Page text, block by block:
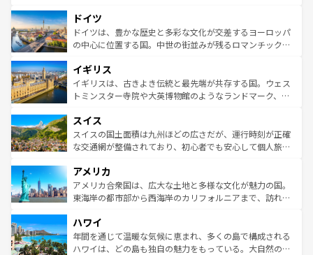
せる。地方によって風土や気候が異なるスペインはその個
性で訪れる人を魅了する。 なお、新着のスペイン情報は コ
ンテンツ一覧を参照してほしい。
で、幅広い魅力が詰まっている。華麗な宮殿、歴史的な大
聖堂、美しいビーチ、そして豊かな自然が、訪れる者を心
から魅了する。また、フランスは美食の国としても知ら
いる。シャンパンの発祥地であるランス、プロヴァンスの
香り高いラベンダー畑など、多彩な楽しみ方が可能だ。さ
らに、パリ以外の地域にも魅力が溢れており、どの街角に
れる地方に足を運ぶとそれぞれで全く異なる文化を体験で
きるだろう。 なお、新着のフランス情報はコンテンツ一覧
を参照してほしい。
ドイツ
ドイツは、豊かな歴史と多彩な文化が交差するヨーロッパ
の中心に位置する国。中世の街並みが残るロマンチック街
顔を持つこの国は、どこを歩いても飽きることがない。ベ
ルリンの文化的活気、バイエルン州のアルプスの絶景、そ
してライン川沿いのワイン畑といった風景は必見。ビール
は、お酒好きな人にはぜひ体験してほしい。 なお、新着の
ドイツ情報はコンテンツ一覧を参照してほしい。
イギリス
イギリスは、古きよき伝統と最先端が共存する国。ウェス
トミンスター寺院や大英博物館のようなランドマーク、歴
リアごとに異なる魅力がある。また、優雅なアフタヌーン
ティー、ビール好きにはたまらない英国パブ、サッカー観
戦など、本場だからこそできる体験も豊富。イギリスを旅
ンツ一覧を参照してほしい。
スイス
スイスの国土面積は九州ほどの広さだが、運行時刻が正確
な交通網が整備されており、初心者でも安心して個人旅行
の建物がそのまま残る町や、スイスならではのユニークな
博物館もあり、アルプス観光だけでなく町歩きも満喫する
ことができる。国民の所得が高いため物価も高いが、旅行
ば市内交通費無料で観光を楽しむこともできる。 なお、新
着のスイス情報はコンテンツ一覧 を参照してほしい。
アメリカ
アメリカ合衆国は、広大な土地と多様な文化が魅力の国。
東海岸の都市部から西海岸のカリフォルニアまで、訪れる
のような巨大都市は、観光、ショッピング、エンターテイ
ンメントが詰まった刺激的なスポットだ。一方、アメリカ
西部には大自然が広がり、グランドキャニオンやイエロー
ハワイ
年間を通じて温暖な気候に恵まれ、多くの島で構成される
ハワイは、どの島も独自の魅力をもっている。大自然の神